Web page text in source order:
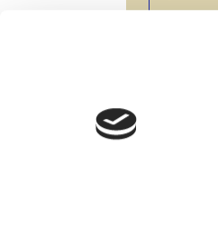
Heb je een vraag?
Nicole
Adviseur